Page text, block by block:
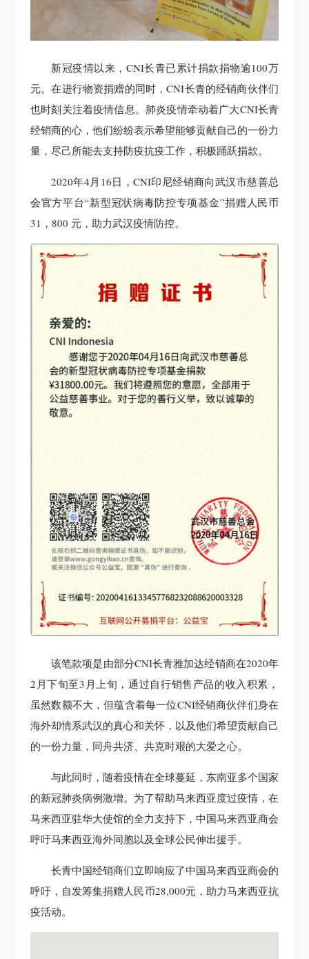
新冠疫情以来，CNI长青已累计捐款捐物逾100万
元。在进行物资捐赠的同时，CNI长青的经销商伙伴们
也时刻关注着疫情信息。肺炎疫情牵动着广大CNI长青
经销商的心，他们纷纷表示希望能够贡献自己的一份力
量，尽己所能去支持防疫抗疫工作，积极踊跃捐款。
2020年4月16日，CNI印尼经销商向武汉市慈善总
会官方平台“新型冠状病毒防控专项基金”捐赠人民币
31，800 元，助力武汉疫情防控。
该笔款项是由部分CNI长青雅加达经销商在2020年
2月下旬至3月上旬，通过自行销售产品的收入积累，
虽然数额不大，但蕴含着每一位CNI经销商伙伴们身在
海外却情系武汉的真心和关怀，以及他们希望贡献自己
的一份力量，同舟共济、共克时艰的大爱之心。
与此同时，随着疫情在全球蔓延，东南亚多个国家
的新冠肺炎病例激增。为了帮助马来西亚度过疫情，在
马来西亚驻华大使馆的全力支持下，中国马来西亚商会
呼吁马来西亚海外同胞以及全球公民伸出援手。
长青中国经销商们立即响应了中国马来西亚商会的
呼吁，自发筹集捐赠人民币28,000元，助力马来西亚抗
疫活动。